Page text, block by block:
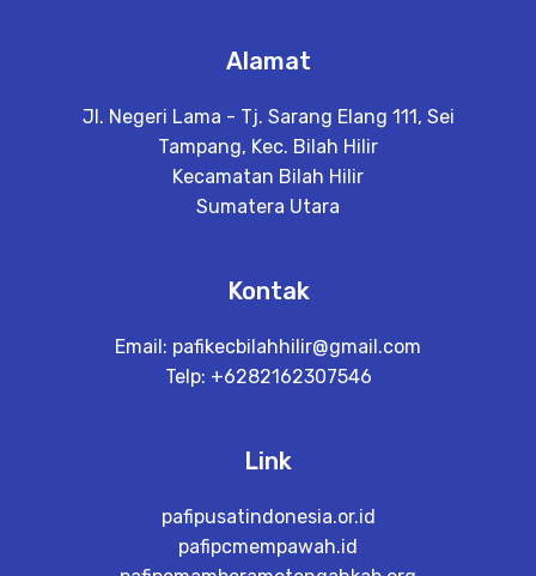
Alamat
Jl. Negeri Lama - Tj. Sarang Elang 111, Sei
Tampang, Kec. Bilah Hilir
Kecamatan Bilah Hilir
Sumatera Utara
Kontak
Email: pafikecbilahhilir@gmail.com
Telp: +6282162307546
Link
pafipusatindonesia.or.id
pafipcmempawah.id